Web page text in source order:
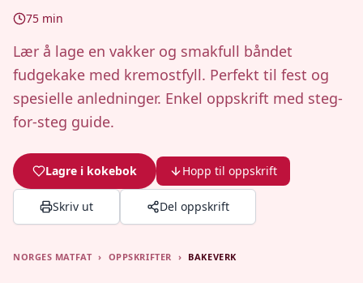
75 min
Lær å lage en vakker og smakfull båndet
fudgekake med kremostfyll. Perfekt til fest og
spesielle anledninger. Enkel oppskrift med steg-
for-steg guide.
Lagre i kokebok Hopp til oppskrift
Skriv ut Del oppskrift
NORGES MATFAT › OPPSKRIFTER › BAKEVERK